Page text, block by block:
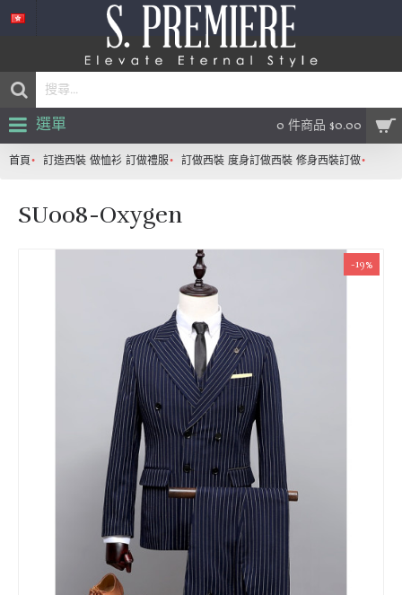
0 件商品 $0.00
選單
首頁 訂造西裝 做恤衫 訂做禮服 訂做西裝 度身訂做西裝 修身西裝訂做
SU008-Oxygen
-19%